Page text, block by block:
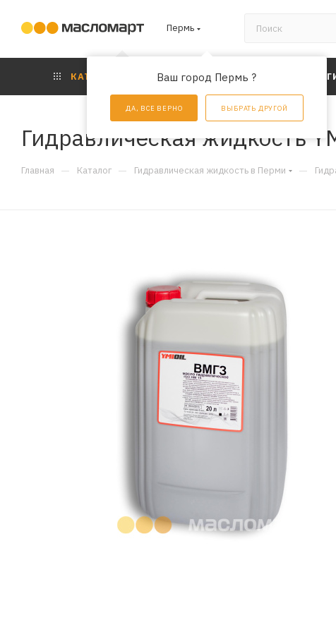
Пермь
Ваш город Пермь ?
ДА, ВСЕ ВЕРНО ВЫБРАТЬ ДРУГОЙ
КАТАЛОГ АКЦИИ
Гидравлическая жидкость
Главная — Каталог — Гидравлическая жидкость в Перми —